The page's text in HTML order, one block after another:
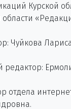
Курской
области
Чуйкова
редактор:
отдела